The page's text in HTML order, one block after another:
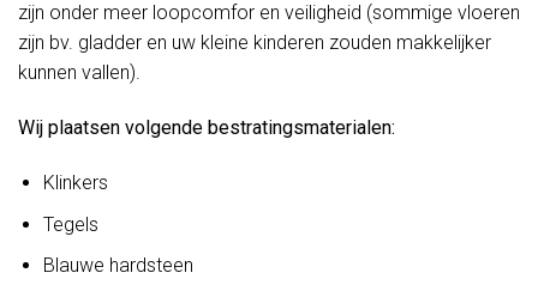
zijn onder meer loopcomfor en veiligheid (sommige vloeren
zijn bv. gladder en uw kleine kinderen zouden makkelijker
kunnen vallen).
Wij plaatsen volgende bestratingsmaterialen:
Klinkers
Tegels
Blauwe hardsteen